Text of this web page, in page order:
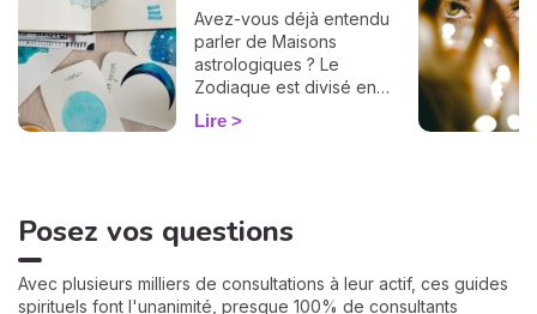
Avez-vous déjà entendu
parler de Maisons
astrologiques ? Le
Zodiaque est divisé en
douze Maisons et chacune
correspond à une sphère
naissance, elles jouent un
rôle très important pour
personnalité et votre avenir.
Lire
Posez vos questions
Avec plusieurs milliers de consultations à leur actif, ces guides
spirituels font l'unanimité, presque 100% de consultants